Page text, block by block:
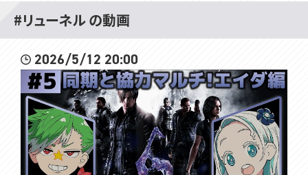
#リューネル の動画
2026/5/12 20:00